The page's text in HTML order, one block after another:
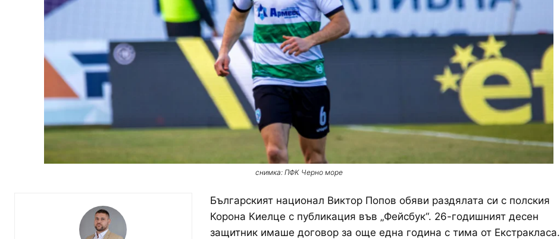
снимка: ПФК Черно море
Българският национал Виктор Попов обяви раздялата си с полския
Корона Киелце с публикация във „Фейсбук“. 26-годишният десен
защитник имаше договор за още една година с тима от Екстракласа.